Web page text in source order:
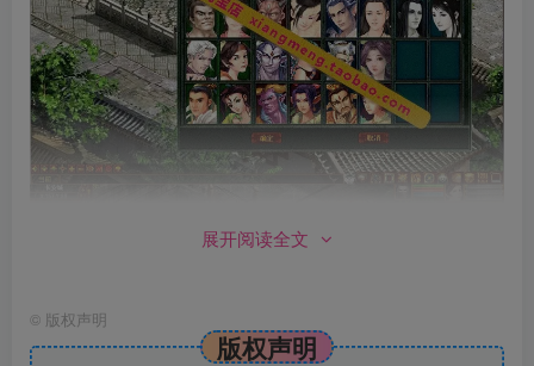
展开阅读全文
© 版权声明
版权声明